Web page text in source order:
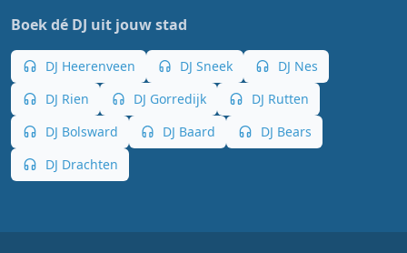
Boek dé DJ uit jouw stad
DJ Heerenveen DJ Sneek
DJ Nes
DJ Rien
DJ Gorredijk
DJ Rutten
DJ Bolsward
DJ Baard
DJ Bears
DJ Drachten